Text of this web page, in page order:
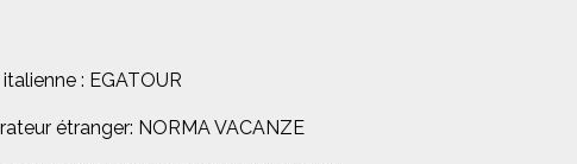
: EGATOUR
étranger: NORMA VACANZE